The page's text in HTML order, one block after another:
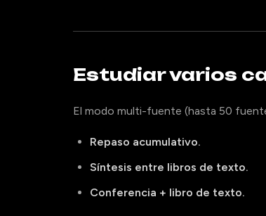
Estudiar varios
El modo multi-fuente (hasta 50
Repaso acumulativo.
Síntesis entre libros de texto.
Conferencia + libro de texto.